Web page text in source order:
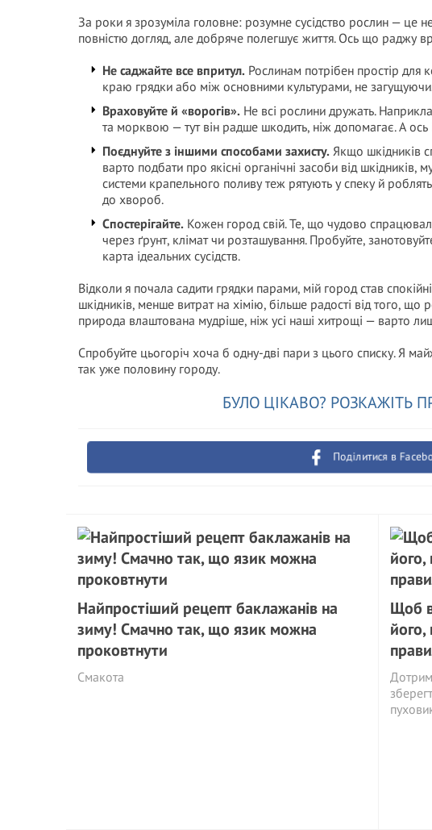
За роки я зрозуміла головне: розумне сусідство рослин — це
повністю догляд, але добряче полегшує життя. Ось що раджу
Не саджайте все впритул. Рослинам потрібен простір для
краю грядки або між основними культурами, не
Враховуйте й «ворогів». Не всі рослини дружать.
та морквою — тут він радше шкодить, ніж допомагає. А
Поєднуйте з іншими способами захисту. Якщо шкідників
варто подбати про якісні органічні засоби від шкідників,
системи крапельного поливу теж рятують у спеку й
до хвороб.
Спостерігайте. Кожен город свій. Те, що чудово
через ґрунт, клімат чи розташування. Пробуйте,
карта ідеальних сусідств.
Відколи я почала садити грядки парами, мій город став
шкідників, менше витрат на хімію, більше радості від того, що
природа влаштована мудріше, ніж усі наші хитрощі — варто
Спробуйте цьогоріч хоча б одну-дві пари з цього списку. Я
так уже половину городу.
БУЛО ЦІКАВО? РОЗКАЖІТЬ
Поділитися в
Найпростіший рецепт баклажанів на
зиму! Смачно так, що язик можна
проковтнути
Смакота
Щоб